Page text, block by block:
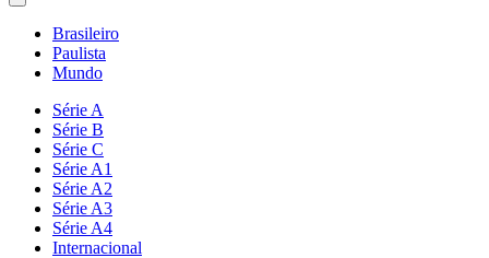
Brasileiro
Paulista
Mundo
Série A
Série B
Série C
Série A1
Série A2
Série A3
Série A4
Internacional